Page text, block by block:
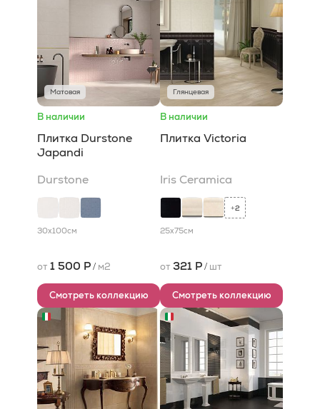
Матовая
В наличии
Плитка Durstone
Japandi
Durstone
30x100см
от 1 500 Р/ м2
Смотреть коллекцию
Глянцевая
В наличии
Плитка Victoria
Iris Ceramica
+2
25x75см
от 321 Р/ шт
Смотреть коллекцию